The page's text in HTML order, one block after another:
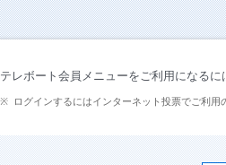
テレボート会員メニューをご利用になるに
ログインするにはインターネット投票でご利用